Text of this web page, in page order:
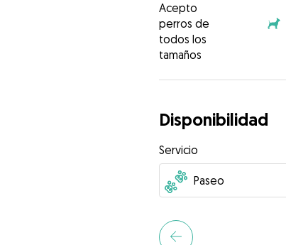
Acepto
perros de
todos los
tamaños
Disponibilidad
Servicio